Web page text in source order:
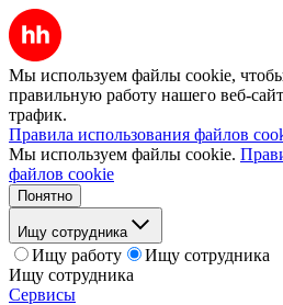
Мы используем файлы cookie,
правильную работу нашего веб-
трафик.
Правила использования файлов
Мы используем файлы cookie.
файлов cookie
Понятно
Ищу сотрудника
Ищу работу
Ищу сотрудника
Ищу сотрудника
Сервисы